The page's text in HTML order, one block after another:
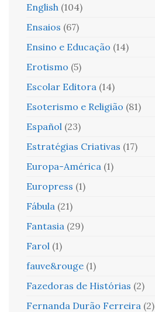
English (104)
Ensaios (67)
Ensino e Educação (14)
Erotismo (5)
Escolar Editora (14)
Esoterismo e Religião (81)
Español (23)
Estratégias Criativas (17)
Europa-América (1)
Europress (1)
Fábula (21)
Fantasia (29)
Farol (1)
fauve&rouge (1)
Fazedoras de Histórias (2)
Fernanda Durão Ferreira (2)